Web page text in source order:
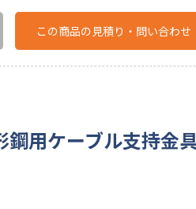
この商品の見積り・問い合わせ
用ケーブル支持金